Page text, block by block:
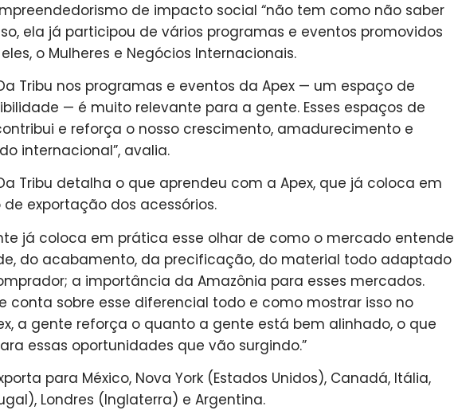
de impacto social “não tem como não saber
ela já participou de vários programas e eventos promovidos
o Mulheres e Negócios Internacionais.
Tribu nos programas e eventos da Apex — um espaço de
— é muito relevante para a gente. Esses espaços de
e reforça o nosso crescimento, amadurecimento e
internacional”, avalia.
Tribu detalha o que aprendeu com a Apex, que já coloca em
exportação dos acessórios.
já coloca em prática esse olhar de como o mercado entende
do acabamento, da precificação, do material todo adaptado
a importância da Amazônia para esses mercados.
conta sobre esse diferencial todo e como mostrar isso no
a gente reforça o quanto a gente está bem alinhado, o que
essas oportunidades que vão surgindo.”
para México, Nova York (Estados Unidos), Canadá, Itália,
Londres (Inglaterra) e Argentina.